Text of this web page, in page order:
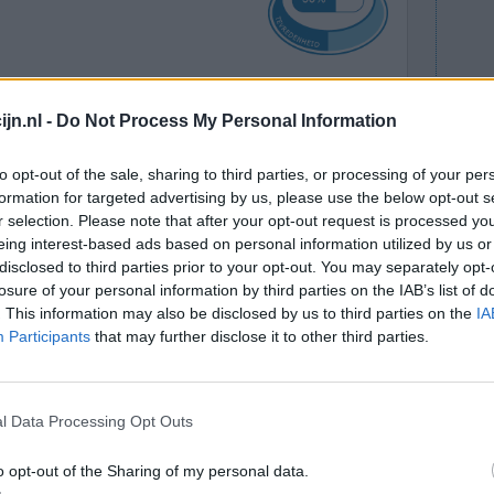
- Do Not Process My Personal Information
opt-out of the sale, sharing to third parties, or processing of your
for targeted advertising by us, please use the below opt-out
selection. Please note that after your opt-out request is processed
interest-based ads based on personal information utilized by us
to third parties prior to your opt-out. You may separately
of your personal information by third parties on the IAB’s list of
This information may also be disclosed by us to third parties on the
Participants that may further disclose it to other third parties.
Data Processing Opt Outs
opt-out of the Sharing of my personal data.
Effectiviteit
tegen
en
hevig aan het rommelen... Ik hoop dat dit snel
0 reacties